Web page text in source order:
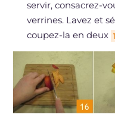
servir, consacrez-
verrines. Lavez et
coupez-la en deux